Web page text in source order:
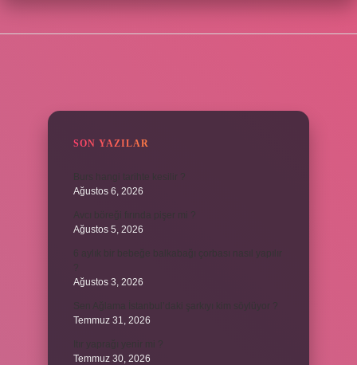
SON YAZILAR
Burs hangi tarihte kesilir ?
Ağustos 6, 2026
Avcı böreği fırında pişer mi ?
Ağustos 5, 2026
6 aylık bir bebeğe balkabağı çorbası nasıl yapılır
?
Ağustos 3, 2026
Sen Ağlama İstanbul’daki şarkıyı kim söylüyor ?
Temmuz 31, 2026
Itır yaprağı yenir mi ?
Temmuz 30, 2026